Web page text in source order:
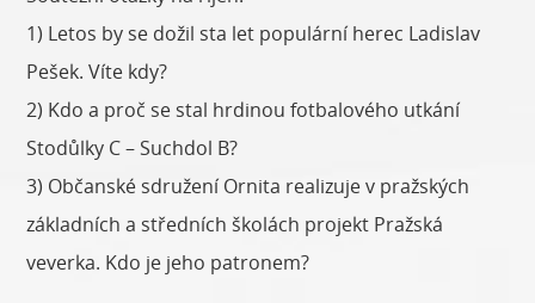
1) Letos by se dožil sta let populární herec Ladislav
Pešek. Víte kdy?
2) Kdo a proč se stal hrdinou fotbalového utkání
Stodůlky C – Suchdol B?
3) Občanské sdružení Ornita realizuje v pražských
základních a středních školách projekt Pražská
veverka. Kdo je jeho patronem?